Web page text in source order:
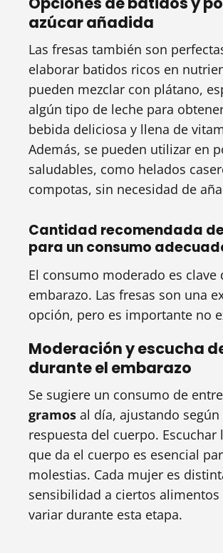
azúcar añadida
Las fresas también son
elaborar batidos ricos en
pueden mezclar con plátano,
algún tipo de leche para
bebida deliciosa y llena de
Además, se pueden utilizar en
saludables, como helados
compotas, sin necesidad de
Cantidad recomendada
para un consumo
El consumo moderado es clave
embarazo. Las fresas son una
opción, pero es importante no
Moderación y escucha
durante el embarazo
Se sugiere un consumo de entre
gramos al día, ajustando según
respuesta del cuerpo. Escuchar
que da el cuerpo es esencial
molestias. Cada mujer es
sensibilidad a ciertos alimentos
variar durante esta etapa.